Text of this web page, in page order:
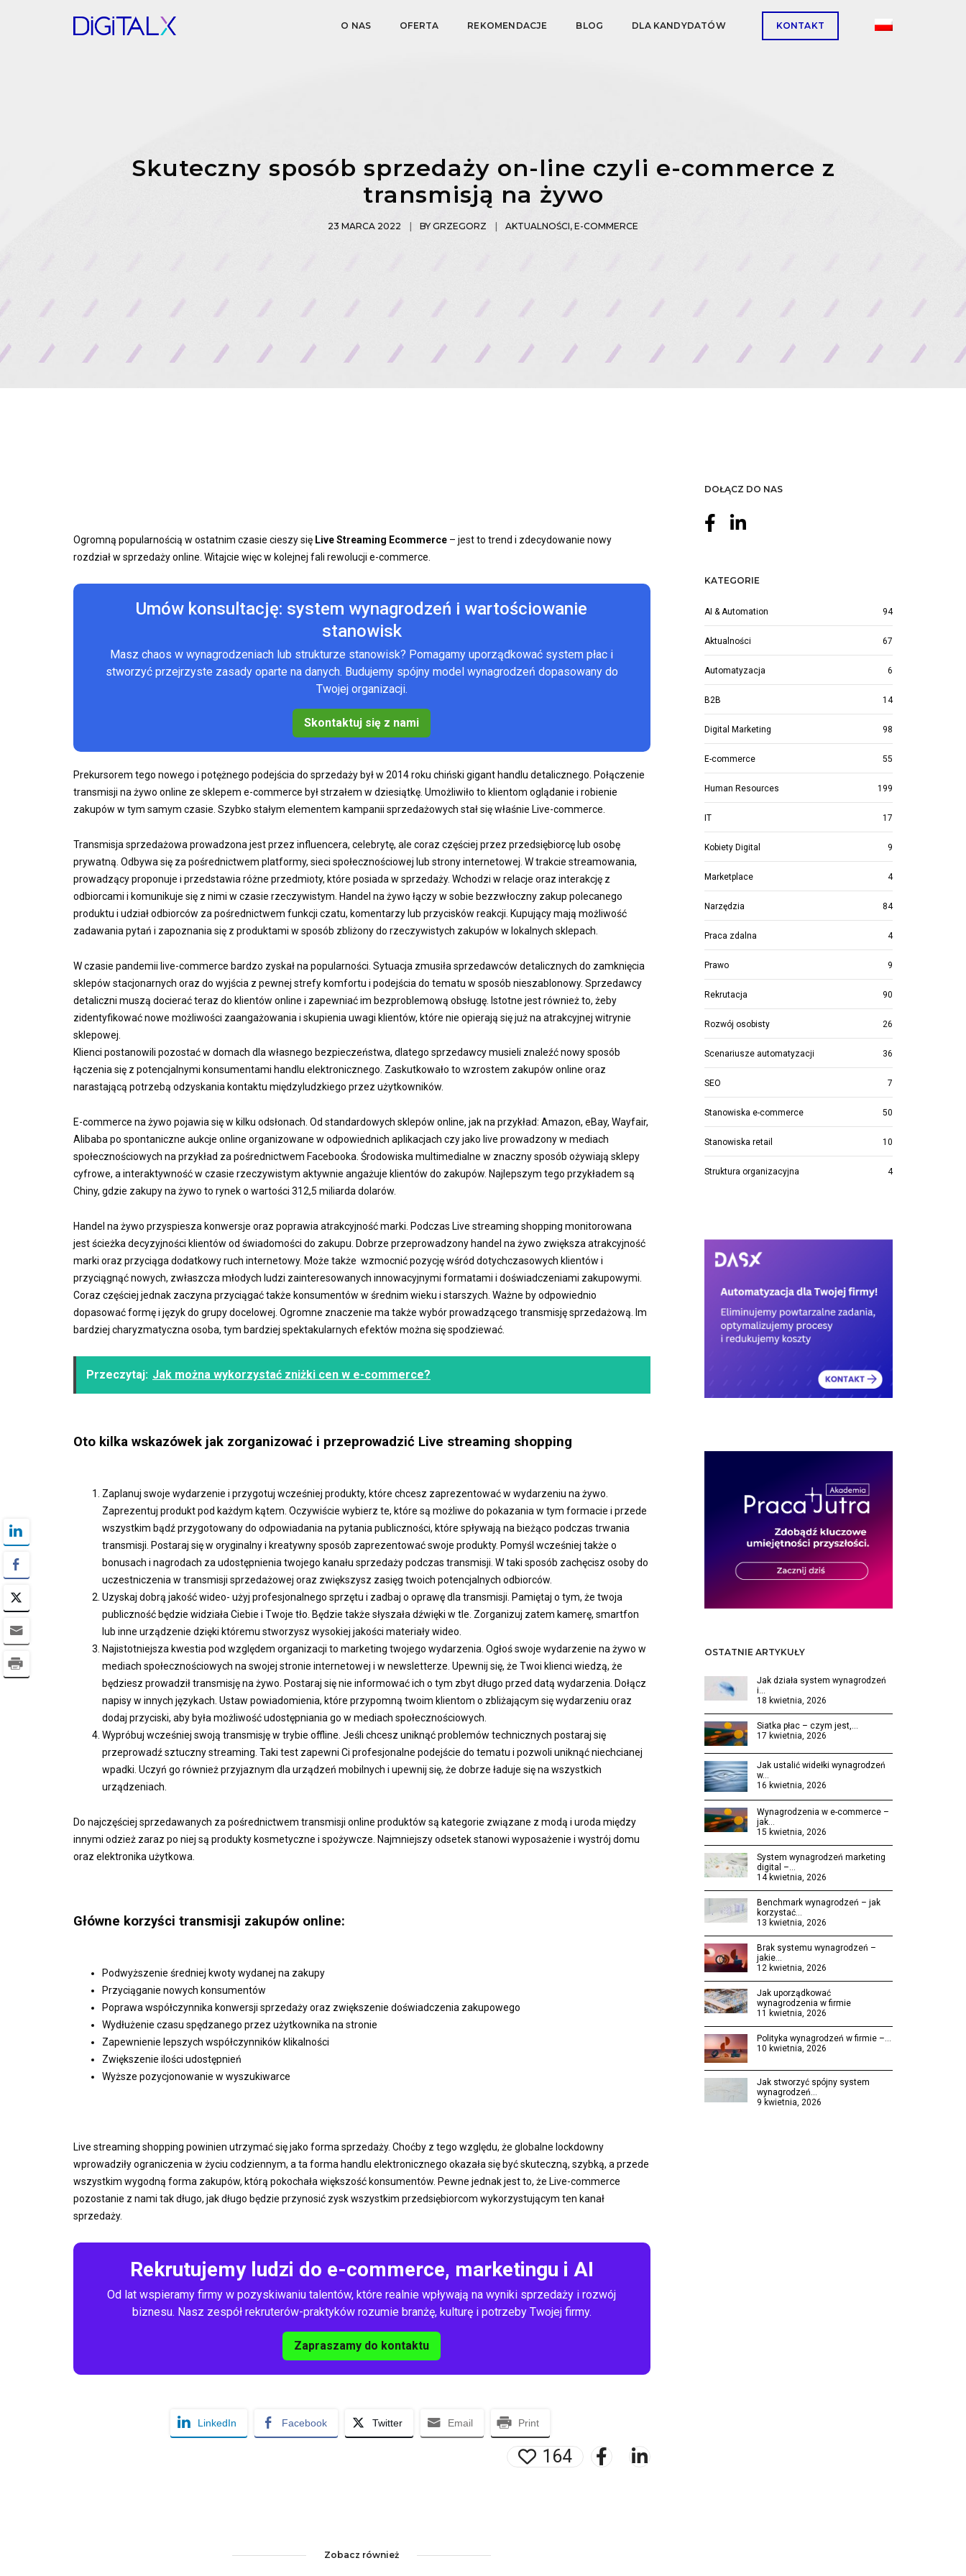
O NAS OFERTA REKOMENDACJE BLOG DLA KANDYDATÓW KONTAKT
Skuteczny sposób sprzedaży on-line czyli e-commerce z
transmisją na żywo
23 MARCA 2022 BYGRZEGORZ AKTUALNOŚCI, E-COMMERCE
Ogromną popularnością w ostatnim czasie cieszy się Live Streaming Ecommerce – jest to trend i zdecydowanie nowy
rozdział w sprzedaży online. Witajcie więc w kolejnej fali rewolucji e-commerce.
Umów konsultację: system wynagrodzeń i wartościowanie
stanowisk
Masz chaos w wynagrodzeniach lub strukturze stanowisk? Pomagamy uporządkować system płac i
stworzyć przejrzyste zasady oparte na danych. Budujemy spójny model wynagrodzeń dopasowany do
Twojej organizacji.
Skontaktuj się z nami
Prekursorem tego nowego i potężnego podejścia do sprzedaży był w 2014 roku chiński gigant handlu detalicznego. Połączenie
transmisji na żywo online ze sklepem e-commerce był strzałem w dziesiątkę. Umożliwiło to klientom oglądanie i robienie
zakupów w tym samym czasie. Szybko stałym elementem kampanii sprzedażowych stał się właśnie Live-commerce.
Transmisja sprzedażowa prowadzona jest przez influencera, celebrytę, ale coraz częściej przez przedsiębiorcę lub osobę
prywatną. Odbywa się za pośrednictwem platformy, sieci społecznościowej lub strony internetowej. W trakcie streamowania,
prowadzący proponuje i przedstawia różne przedmioty, które posiada w sprzedaży. Wchodzi w relacje oraz interakcję z
odbiorcami i komunikuje się z nimi w czasie rzeczywistym. Handel na żywo łączy w sobie bezzwłoczny zakup polecanego
produktu i udział odbiorców za pośrednictwem funkcji czatu, komentarzy lub przycisków reakcji. Kupujący mają możliwość
zadawania pytań i zapoznania się z produktami w sposób zbliżony do rzeczywistych zakupów w lokalnych sklepach.
W czasie pandemii live-commerce bardzo zyskał na popularności. Sytuacja zmusiła sprzedawców detalicznych do zamknięcia
sklepów stacjonarnych oraz do wyjścia z pewnej strefy komfortu i podejścia do tematu w sposób nieszablonowy. Sprzedawcy
detaliczni muszą docierać teraz do klientów online i zapewniać im bezproblemową obsługę. Istotne jest również to, żeby
zidentyfikować nowe możliwości zaangażowania i skupienia uwagi klientów, które nie opierają się już na atrakcyjnej witrynie
sklepowej.
Klienci postanowili pozostać w domach dla własnego bezpieczeństwa, dlatego sprzedawcy musieli znaleźć nowy sposób
łączenia się z potencjalnymi konsumentami handlu elektronicznego. Zaskutkowało to wzrostem zakupów online oraz
narastającą potrzebą odzyskania kontaktu międzyludzkiego przez użytkowników.
E-commerce na żywo pojawia się w kilku odsłonach. Od standardowych sklepów online, jak na przykład: Amazon, eBay, Wayfair,
Alibaba po spontaniczne aukcje online organizowane w odpowiednich aplikacjach czy jako live prowadzony w mediach
społecznościowych na przykład za pośrednictwem Facebooka. Środowiska multimedialne w znaczny sposób ożywiają sklepy
cyfrowe, a interaktywność w czasie rzeczywistym aktywnie angażuje klientów do zakupów. Najlepszym tego przykładem są
Chiny, gdzie zakupy na żywo to rynek o wartości 312,5 miliarda dolarów.
Handel na żywo przyspiesza konwersje oraz poprawia atrakcyjność marki. Podczas Live streaming shopping monitorowana
jest ścieżka decyzyjności klientów od świadomości do zakupu. Dobrze przeprowadzony handel na żywo zwiększa atrakcyjność
marki oraz przyciąga dodatkowy ruch internetowy. Może także wzmocnić pozycję wśród dotychczasowych klientów i
przyciągnąć nowych, zwłaszcza młodych ludzi zainteresowanych innowacyjnymi formatami i doświadczeniami zakupowymi.
Coraz częściej jednak zaczyna przyciągać także konsumentów w średnim wieku i starszych. Ważne by odpowiednio
dopasować formę i język do grupy docelowej. Ogromne znaczenie ma także wybór prowadzącego transmisję sprzedażową. Im
bardziej charyzmatyczna osoba, tym bardziej spektakularnych efektów można się spodziewać.
Przeczytaj: Jak można wykorzystać zniżki cen w e-commerce?
Oto kilka wskazówek jak zorganizować i przeprowadzić Live streaming shopping
Zaplanuj swoje wydarzenie i przygotuj wcześniej produkty, które chcesz zaprezentować w wydarzeniu na żywo.
Zaprezentuj produkt pod każdym kątem. Oczywiście wybierz te, które są możliwe do pokazania w tym formacie i przede
wszystkim bądź przygotowany do odpowiadania na pytania publiczności, które spływają na bieżąco podczas trwania
transmisji. Postaraj się w oryginalny i kreatywny sposób zaprezentować swoje produkty. Pomyśl wcześniej także o
bonusach i nagrodach za udostępnienia twojego kanału sprzedaży podczas transmisji. W taki sposób zachęcisz osoby do
uczestniczenia w transmisji sprzedażowej oraz zwiększysz zasięg twoich potencjalnych odbiorców.
Uzyskaj dobrą jakość wideo- użyj profesjonalnego sprzętu i zadbaj o oprawę dla transmisji. Pamiętaj o tym, że twoja
publiczność będzie widziała Ciebie i Twoje tło. Będzie także słyszała dźwięki w tle. Zorganizuj zatem kamerę, smartfon
lub inne urządzenie dzięki któremu stworzysz wysokiej jakości materiały wideo.
Najistotniejsza kwestia pod względem organizacji to marketing twojego wydarzenia. Ogłoś swoje wydarzenie na żywo w
mediach społecznościowych na swojej stronie internetowej i w newsletterze. Upewnij się, że Twoi klienci wiedzą, że
będziesz prowadził transmisję na żywo. Postaraj się nie informować ich o tym zbyt długo przed datą wydarzenia. Dołącz
napisy w innych językach. Ustaw powiadomienia, które przypomną twoim klientom o zbliżającym się wydarzeniu oraz
dodaj przyciski, aby była możliwość udostępniania go w mediach społecznościowych.
Wypróbuj wcześniej swoją transmisję w trybie offline. Jeśli chcesz uniknąć problemów technicznych postaraj się
przeprowadź sztuczny streaming. Taki test zapewni Ci profesjonalne podejście do tematu i pozwoli uniknąć niechcianej
wpadki. Uczyń go również przyjaznym dla urządzeń mobilnych i upewnij się, że dobrze ładuje się na wszystkich
urządzeniach.
Do najczęściej sprzedawanych za pośrednictwem transmisji online produktów są kategorie związane z modą i uroda między
innymi odzież zaraz po niej są produkty kosmetyczne i spożywcze. Najmniejszy odsetek stanowi wyposażenie i wystrój domu
oraz elektronika użytkowa.
Główne korzyści transmisji zakupów online:
Podwyższenie średniej kwoty wydanej na zakupy
Przyciąganie nowych konsumentów
Poprawa współczynnika konwersji sprzedaży oraz zwiększenie doświadczenia zakupowego
Wydłużenie czasu spędzanego przez użytkownika na stronie
Zapewnienie lepszych współczynników klikalności
Zwiększenie ilości udostępnień
Wyższe pozycjonowanie w wyszukiwarce
Live streaming shopping powinien utrzymać się jako forma sprzedaży. Choćby z tego względu, że globalne lockdowny
wprowadziły ograniczenia w życiu codziennym, a ta forma handlu elektronicznego okazała się być skuteczną, szybką, a przede
wszystkim wygodną forma zakupów, którą pokochała większość konsumentów. Pewne jednak jest to, że Live-commerce
pozostanie z nami tak długo, jak długo będzie przynosić zysk wszystkim przedsiębiorcom wykorzystującym ten kanał
sprzedaży.
Rekrutujemy ludzi do e-commerce, marketingu i AI
Od lat wspieramy firmy w pozyskiwaniu talentów, które realnie wpływają na wyniki sprzedaży i rozwój
biznesu. Nasz zespół rekruterów-praktyków rozumie branżę, kulturę i potrzeby Twojej firmy.
Zapraszamy do kontaktu
LinkedIn Facebook Twitter Email Print
164
Zobacz również
DOŁĄCZ DO NAS
KATEGORIE
AI & Automation 94
Aktualności 67
Automatyzacja 6
B2B 14
Digital Marketing 98
E-commerce 55
Human Resources 199
IT 17
Kobiety Digital 9
Marketplace 4
Narzędzia 84
Praca zdalna 4
Prawo 9
Rekrutacja 90
Rozwój osobisty 26
Scenariusze automatyzacji 36
SEO 7
Stanowiska e-commerce 50
Stanowiska retail 10
Struktura organizacyjna 4
OSTATNIE ARTYKUŁY
Jak działa system wynagrodzeń
i…
18 kwietnia, 2026
Siatka płac – czym jest,…
17 kwietnia, 2026
Jak ustalić widełki wynagrodzeń
w…
16 kwietnia, 2026
Wynagrodzenia w e-commerce –
jak…
15 kwietnia, 2026
System wynagrodzeń marketing
digital –…
14 kwietnia, 2026
Benchmark wynagrodzeń – jak
korzystać…
13 kwietnia, 2026
Brak systemu wynagrodzeń –
jakie…
12 kwietnia, 2026
Jak uporządkować
wynagrodzenia w firmie
11 kwietnia, 2026
Polityka wynagrodzeń w firmie –…
10 kwietnia, 2026
Jak stworzyć spójny system
wynagrodzeń…
9 kwietnia, 2026